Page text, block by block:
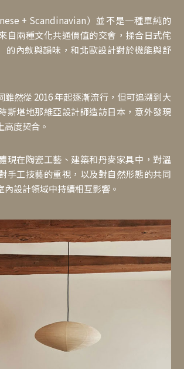
+ Scandinavian）並不是一種單純的
自兩種文化共通價值的交會，揉合日式侘
的內斂與韻味，和北歐設計對於機能與舒
雖然從 2016 年起逐漸流行，但可追溯到大
斯堪地那維亞設計師造訪日本，意外發現
高度契合。
現在陶瓷工藝、建築和丹麥家具中，對溫
手工技藝的重視，以及對自然形態的共同
內設計領域中持續相互影響。